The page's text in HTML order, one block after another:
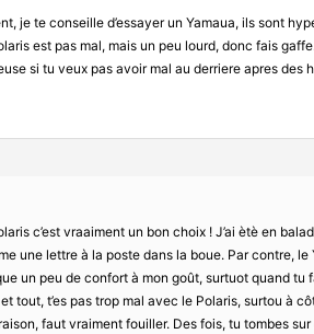
je te conseille d’essayer un Yamaua, ils sont
est pas mal, mais un peu lourd, donc fais
si tu veux pas avoir mal au derriere apres des
c’est vraaiment un bon choix ! J’ai ètè en
une lettre à la poste dans la boue. Par contre, le
un peu de confort à mon goût, surtuot quand tu
tout, t’es pas trop mal avec le Polaris, surtou à
raison, faut vraiment fouiller. Des fois, tu tombes